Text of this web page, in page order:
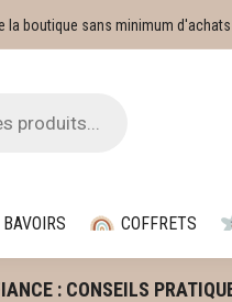
la boutique sans minimum d'achats
BAVOIRS COFFRETS
: CONSEILS